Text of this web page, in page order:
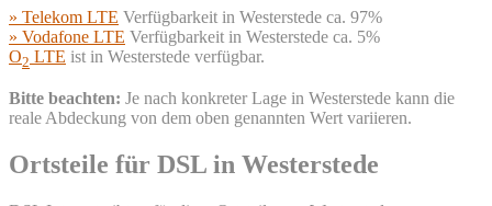
» Telekom LTE Verfügbarkeit in Westerstede ca. 97%
» Vodafone LTE Verfügbarkeit in Westerstede ca. 5%
O2 LTE ist in Westerstede verfügbar.
Bitte beachten: Je nach konkreter Lage in Westerstede kann die
reale Abdeckung von dem oben genannten Wert variieren.
Ortsteile für DSL in Westerstede